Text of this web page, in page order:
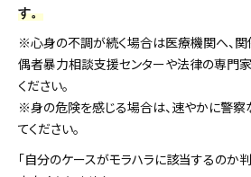
す。
※心身の不調が続く場合は医療機関へ、
偶者暴力相談支援センターや法律の専門
ください。
※身の危険を感じる場合は、速やかに警
てください。
「自分のケースがモラハラに該当するのか